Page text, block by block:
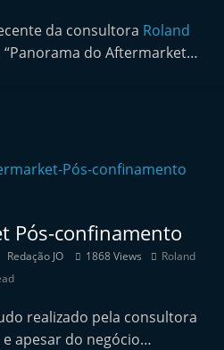
da consultora Roland
“Panorama do Aftermarket…
Pós-confinamento
Redação JO 1868 Views
Roland
realizado pela consultora
e apesar do negócio…